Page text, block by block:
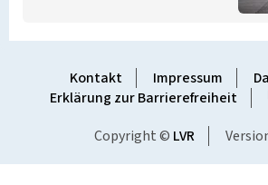
Kontakt Impressum
Erklärung zur Barrierefreiheit
Copyright © LVR